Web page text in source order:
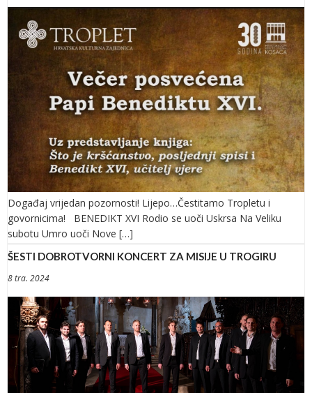
Događaj vrijedan pozornosti! Lijepo…Čestitamo Tropletu i
govornicima! BENEDIKT XVI Rodio se uoči Uskrsa Na Veliku
subotu Umro uoči Nove […]
ŠESTI DOBROTVORNI KONCERT ZA MISIJE U TROGIRU
8 tra. 2024